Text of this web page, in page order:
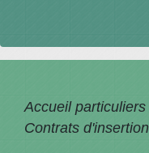
Accueil particuliers
Contrats d'insertion